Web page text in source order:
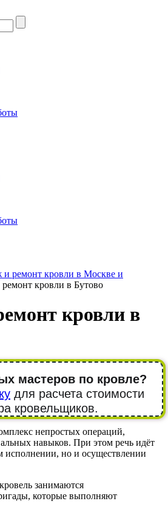
ремонт кровли в Москве и
кровли в Бутово
кровли в
мастеров по кровле?
для расчета стоимости
кровельщиков.
непростых операций,
навыков. При этом речь идёт
исполнении, но и осуществлении
занимаются
которые выполняют